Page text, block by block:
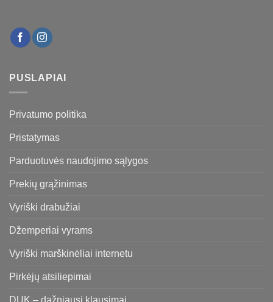
PUSLAPIAI
Privatumo politika
Pristatymas
Parduotuvės naudojimo sąlygos
Prekių grąžinimas
Vyriški drabužiai
Džemperiai vyrams
Vyriški marškinėliai internetu
Pirkėjų atsiliepimai